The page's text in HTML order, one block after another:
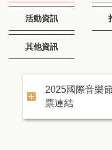
活動資訊
其他資訊
2025國際音樂
票連結